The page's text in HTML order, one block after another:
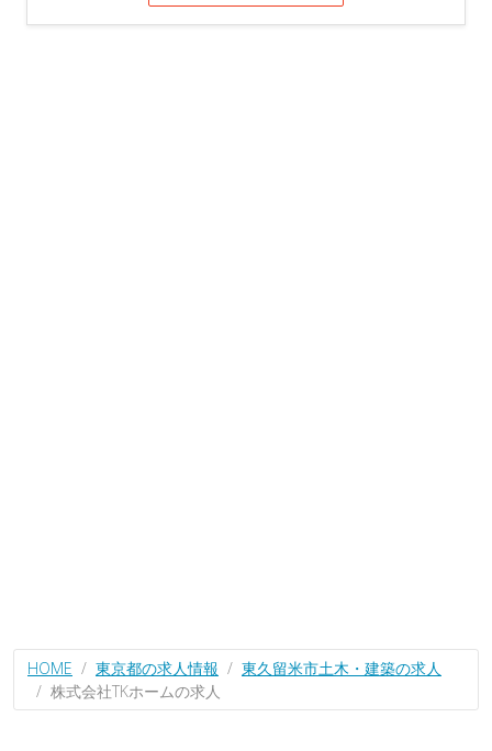
HOME 東京都の求人情報
東久留米市土木・建築の求人
株式会社TKホームの求人